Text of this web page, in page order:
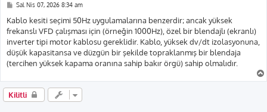
M
s
a
j
Sal Nis 07, 2026 8:34 am
Kablo kesiti seçimi 50Hz uygulamalarına benzerdir; ancak yüksek
frekanslı VFD çalışması için (örneğin 1000Hz), özel bir blendajlı (ekranlı)
inverter tipi motor kablosu gereklidir. Kablo, yüksek dv/dt izolasyonuna,
düşük kapasitansa ve düzgün bir şekilde topraklanmış bir blendaja
(tercihen yüksek kapama oranına sahip bakır örgü) sahip olmalıdır.
Kilitli